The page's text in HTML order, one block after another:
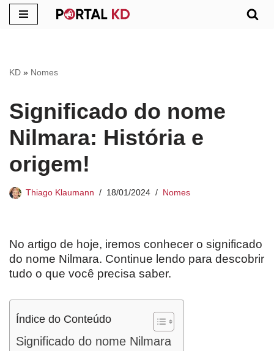
conteúdo
KD » Nomes
Significado do nome
Nilmara: História e
origem!
Thiago Klaumann 18/01/2024 Nomes
No artigo de hoje, iremos conhecer o significado
do nome Nilmara. Continue lendo para descobrir
tudo o que você precisa saber.
Índice do Conteúdo
Significado do nome Nilmara